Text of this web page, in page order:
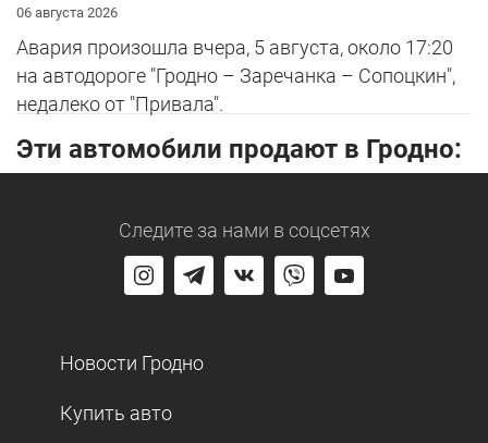
06 августа 2026
Авария произошла вчера, 5 августа, около 17:20
на автодороге "Гродно – Заречанка – Сопоцкин",
недалеко от "Привала".
Эти автомобили продают в Гродно:
Следите за нами в соцсетях
Новости Гродно
Купить авто